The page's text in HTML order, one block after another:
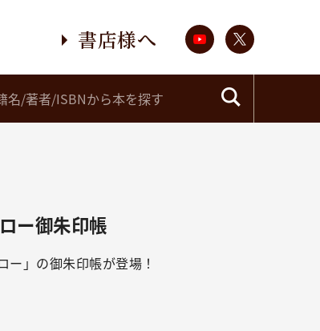
書店様へ
ー御朱印帳
ー」の御朱印帳が登場！